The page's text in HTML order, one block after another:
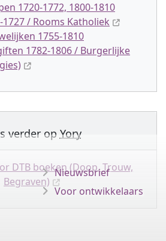
1720-1772, 1800-1810
/ Rooms Katholiek
1755-1810
1782-1806 / Burgerlijke
verder op Yory
DTB boeken (Doop, Trouw,
Begraven)
Nieuwsbrief
Voor ontwikkelaars